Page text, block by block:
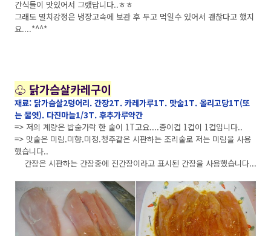
간식들이 맛있어서 그랬답니다..ㅎㅎ
그래도 멸치강정은 냉장고속에 보관 후 두고 먹일수 있어서 괜찮다고 했지
요....*^^*
♧ 닭가슴살카레구이
재료: 닭가슴살2덩어리. 간장2T. 카레가루1T. 맛술1T. 올리고당1T(또
는 물엿). 다진마늘1/3T. 후추가루약간
=> 저의 계량은 밥숟가락 한 술이 1T고요....종이컵 1컵이 1컵입니다..
=> 맛술은 미림.미향.미정.청주같은 시판하는 조리술로 저는 미림을 사용
했습니다..
간장은 시판하는 간장중에 진간장이라고 표시된 간장을 사용했습니다...